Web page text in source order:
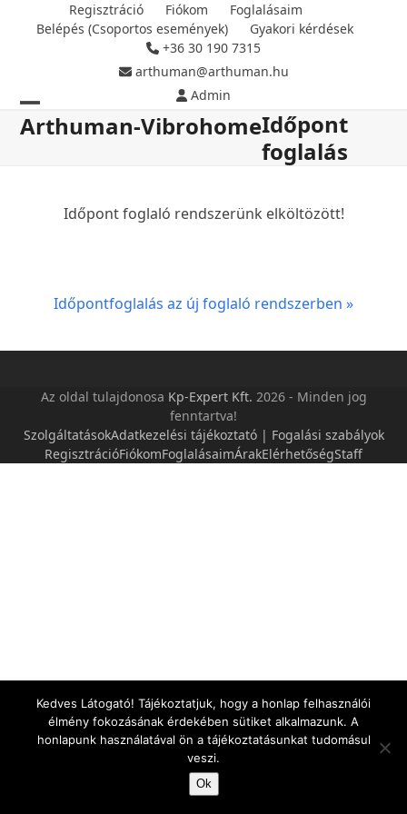
Regisztráció Fiókom
Foglalásaim
Belépés (Csoportos események)
Gyakori kérdések
+36 30 190 7315
arthuman@arthuman.hu
Admin
Arthuman-Vibrohome
Open
Close
Időpont
foglalás
Időpont foglaló rendszerünk elköltözött!
Időpontfoglalás az új foglaló rendszerben »
Az oldal tulajdonosa Kp-Expert Kft. 2026 - Minden jog
fenntartva!
SzolgáltatásokAdatkezelési tájékoztató | Fogalási szabályok
RegisztrációFiókomFoglalásaimÁrakElérhetőségStaff
Kedves Látogató! Tájékoztatjuk, hogy a honlap felhasználói
élmény fokozásának érdekében sütiket alkalmazunk. A
honlapunk használatával ön a tájékoztatásunkat tudomásul
veszi.
Ok